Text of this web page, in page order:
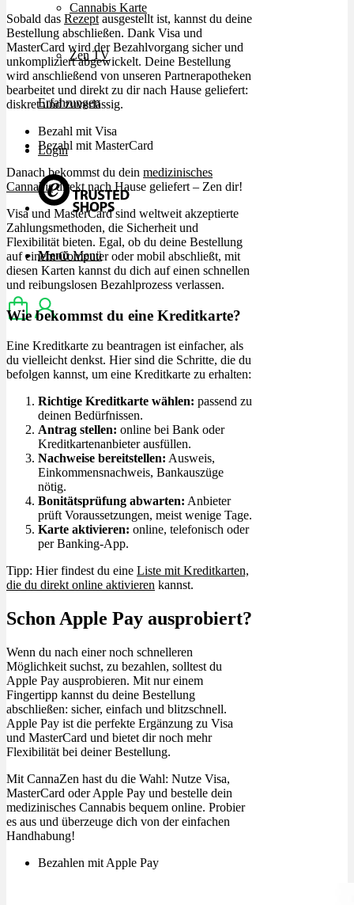
Cannabis Karte
Zen TV
Erfahrungen
Login
Menü Menü
Sobald das Rezept ausgestellt ist, kannst du deine
Bestellung abschließen. Dank Visa und
MasterCard wird der Bezahlvorgang sicher und
unkompliziert abgewickelt. Deine Bestellung
wird anschließend von unseren Partnerapotheken
bearbeitet und direkt zu dir nach Hause geliefert:
diskret und zuverlässig.
Bezahl mit Visa
Bezahl mit MasterCard
Danach bekommst du dein medizinisches
Cannabisdirekt nach Hause geliefert – Zen dir!
Visa und MasterCard sind weltweit akzeptierte
Zahlungsmethoden, die Sicherheit und
Flexibilität bieten. Egal, ob du deine Bestellung
auf einem Computer oder mobil abschließt, mit
diesen Karten kannst du dich auf einen schnellen
und reibungslosen Bezahlprozess verlassen.
Wie bekommst du eine Kreditkarte?
Eine Kreditkarte zu beantragen ist einfacher, als
du vielleicht denkst. Hier sind die Schritte, die du
befolgen kannst, um eine Kreditkarte zu erhalten:
Richtige Kreditkarte wählen: passend zu
deinen Bedürfnissen.
Antrag stellen: online bei Bank oder
Kreditkartenanbieter ausfüllen.
Nachweise bereitstellen: Ausweis,
Einkommensnachweis, Bankauszüge
nötig.
Bonitätsprüfung abwarten: Anbieter
prüft Voraussetzungen, meist wenige Tage.
Karte aktivieren: online, telefonisch oder
per Banking-App.
Tipp: Hier findest du eine Liste mit Kreditkarten,
die du direkt online aktivieren kannst.
Schon Apple Pay ausprobiert?
Wenn du nach einer noch schnelleren
Möglichkeit suchst, zu bezahlen, solltest du
Apple Pay ausprobieren. Mit nur einem
Fingertipp kannst du deine Bestellung
abschließen: sicher, einfach und blitzschnell.
Apple Pay ist die perfekte Ergänzung zu Visa
und MasterCard und bietet dir noch mehr
Flexibilität bei deiner Bestellung.
Mit CannaZen hast du die Wahl: Nutze Visa,
MasterCard oder Apple Pay und bestelle dein
medizinisches Cannabis bequem online. Probier
es aus und überzeuge dich von der einfachen
Handhabung!
Bezahlen mit Apple Pay